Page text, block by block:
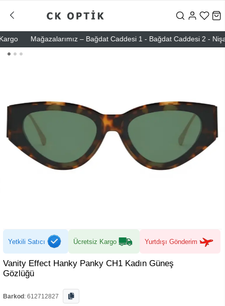
Mağazalarımız – Bağdat Caddesi 1 - Bağdat Caddesi 2 -
Yetkili Satıcı Ücretsiz Kargo Yurtdışı Gönderim
Vanity Effect Hanky Panky CH1 Kadın Güneş
Gözlüğü
Barkod : 612712827